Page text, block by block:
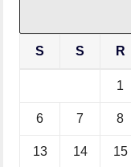
S S R
1
6 7 8
13 14 15